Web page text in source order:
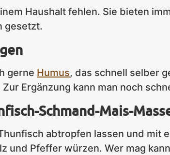
Haushalt fehlen. Sie bieten
gesetzt.
gerne Humus, das schnell selber
Ergänzung kann man noch
Schmand-Mais-
abtropfen lassen und mit
und Pfeffer würzen. Wer mag